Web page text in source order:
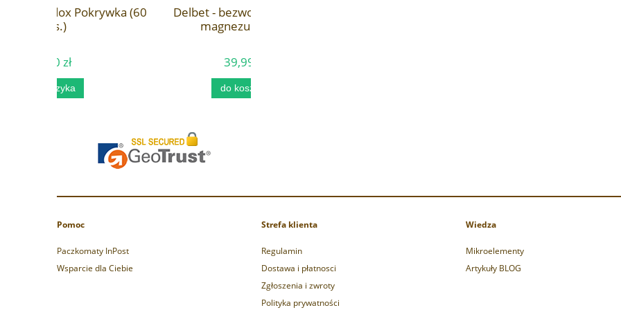
Delbet - bezwodny chlorek
Pomoc
Paczkomaty InPost
Wsparcie dla Ciebie
Strefa klienta
Regulamin
Dostawa i płatnosci
Zgłoszenia i zwroty
Polityka prywatności
Wiedza
Mikroelementy
Artykuły BLOG